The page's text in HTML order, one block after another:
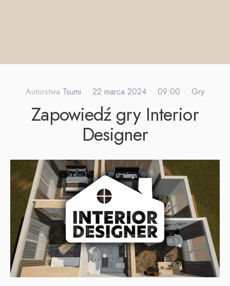
Autorstwa Tsumi • 22 marca 2024 • 09:00 • Gry
Zapowiedź gry Interior
Designer